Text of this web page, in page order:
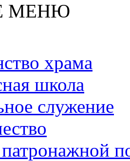
МЕНЮ
храма
школа
служение